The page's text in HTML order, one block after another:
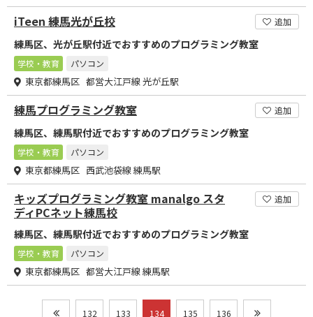
iTeen 練馬光が丘校 追加
練馬区、光が丘駅付近でおすすめのプログラミング教室
学校・教育 パソコン
東京都練馬区 都営大江戸線 光が丘駅
練馬プログラミング教室 追加
練馬区、練馬駅付近でおすすめのプログラミング教室
学校・教育 パソコン
東京都練馬区 西武池袋線 練馬駅
キッズプログラミング教室 manalgo スタ
ディPCネット練馬校
追加
練馬区、練馬駅付近でおすすめのプログラミング教室
学校・教育 パソコン
東京都練馬区 都営大江戸線 練馬駅
132 133 134 135 136